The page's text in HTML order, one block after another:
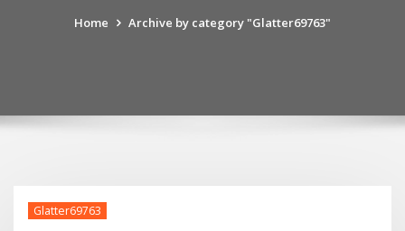
Home Archive by category "Glatter69763"
Glatter69763